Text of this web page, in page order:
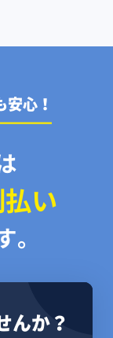
心！
い
んか？